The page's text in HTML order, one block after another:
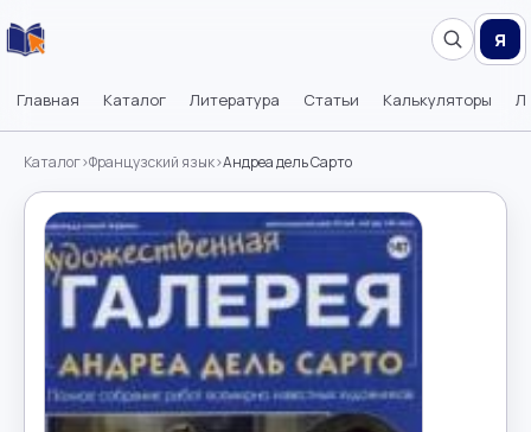
Главная Каталог Литература Статьи Калькуляторы
Я
Каталог›Французский язык›Андреа дель Сарто